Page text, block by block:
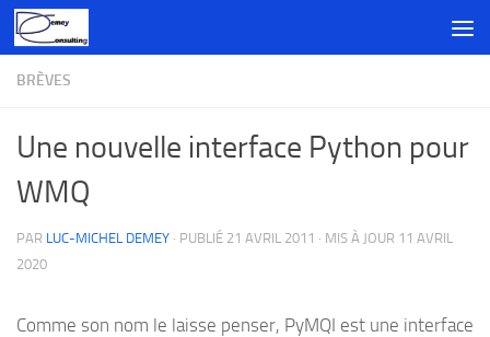
Skip to content
BRÈVES
Une nouvelle interface Python pour
WMQ
PAR LUC-MICHEL DEMEY · PUBLIÉ 21 AVRIL 2011 · MIS À JOUR 11 AVRIL
2020
Comme son nom le laisse penser, PyMQI est une interface